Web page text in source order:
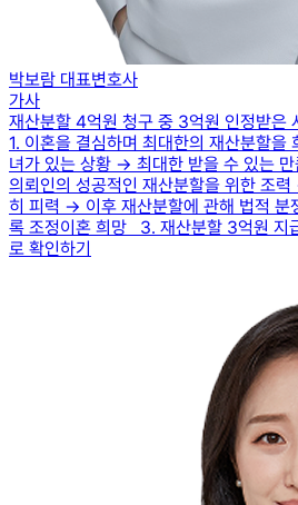
박보람 대표변호사
가사
재산분할 4억원 청구 중 3억원 인정받은
1. 이혼을 결심하며 최대한의 재산분할
녀가 있는 상황 → 최대한 받을 수 있는
의뢰인의 성공적인 재산분할을 위한 조
히 피력 → 이후 재산분할에 관해 법적 분
록 조정이혼 희망 3. 재산분할 3억원
로 확인하기